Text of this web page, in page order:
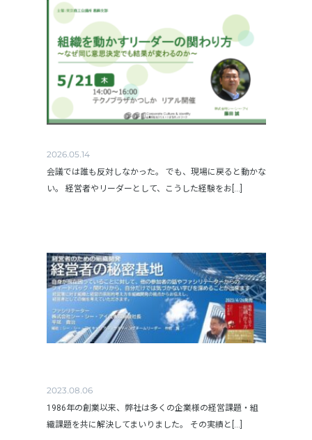
2026.05.14
会議では誰も反対しなかった。 でも、現場に戻ると動かな
い。 経営者やリーダーとして、こうした経験をお[...]
2023.08.06
1986年の創業以来、弊社は多くの企業様の経営課題・組
織課題を共に解決してまいりました。 その実績と[...]